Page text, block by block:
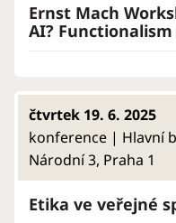
Ernst Mach
AI?
čtvrtek 19. 6. 2025
konference | Hlavní
Národní 3, Praha 1
Etika ve veřejné